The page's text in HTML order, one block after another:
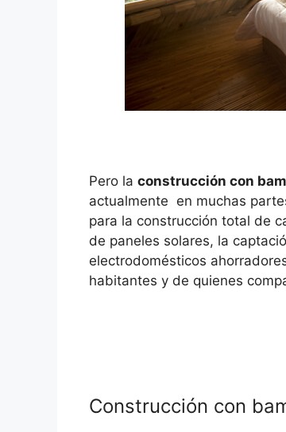
Pero la construcción con
actualmente en muchas
para la construcción total de
de paneles solares, la
electrodomésticos
habitantes y de quienes
Construcción con